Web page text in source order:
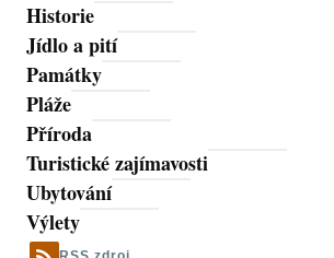
Historie
Jídlo a pití
Památky
Pláže
Příroda
Turistické zajímavosti
Ubytování
Výlety